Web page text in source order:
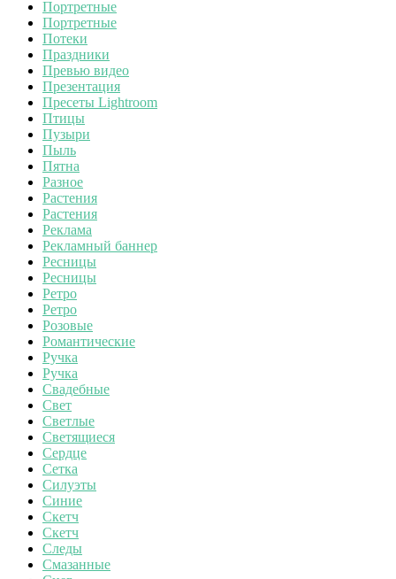
Портретные
Портретные
Потеки
Праздники
Превью видео
Презентация
Пресеты Lightroom
Птицы
Пузыри
Пыль
Пятна
Разное
Растения
Растения
Реклама
Рекламный баннер
Ресницы
Ресницы
Ретро
Ретро
Розовые
Романтические
Ручка
Ручка
Свадебные
Свет
Светлые
Светящиеся
Сердце
Сетка
Силуэты
Синие
Скетч
Скетч
Следы
Смазанные